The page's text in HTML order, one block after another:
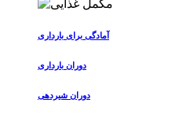
آمادگی برای بارداری
دوران بارداری
دوران شیردهی